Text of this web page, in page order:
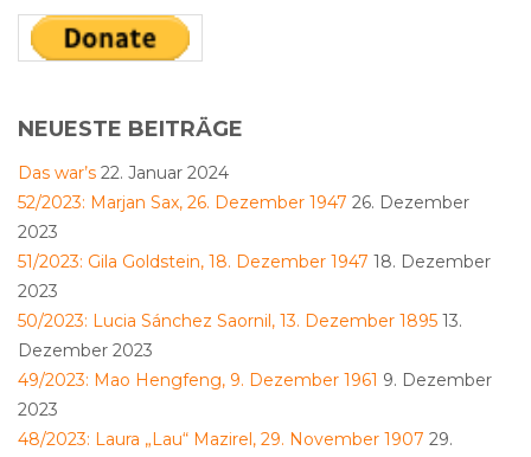
NEUESTE BEITRÄGE
Das war’s 22. Januar 2024
52/2023: Marjan Sax, 26. Dezember 1947 26. Dezember
2023
51/2023: Gila Goldstein, 18. Dezember 1947 18. Dezember
2023
50/2023: Lucia Sánchez Saornil, 13. Dezember 1895 13.
Dezember 2023
49/2023: Mao Hengfeng, 9. Dezember 1961 9. Dezember
2023
48/2023: Laura „Lau“ Mazirel, 29. November 1907 29.